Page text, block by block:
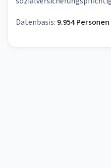
Datenbasis: 9.954 Personen